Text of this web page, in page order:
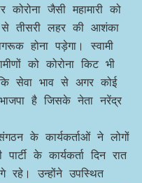
जैसी महामारी को
से तीसरी लहर की आशंका
होना पड़ेगा। स्वामी
को कोरोना किट भी
कि सेवा भाव से अगर कोई
है जिसके नेता नरेंद्र
के कार्यकर्ताओं ने लोगों
के कार्यकर्ता दिन रात
रहे। उन्होंने उपस्थित